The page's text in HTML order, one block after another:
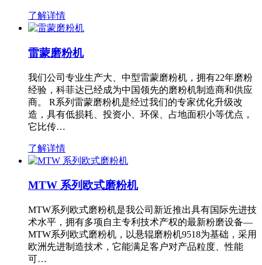
了解详情
雷蒙磨粉机
我们公司专业生产大、中型雷蒙磨粉机，拥有22年磨粉
经验，科菲达已经成为中国领先的磨粉机制造商和供应
商。 R系列雷蒙磨粉机是经过我们的专家优化升级改
造，具有低损耗、投资小、环保、占地面积小等优点，
它比传…
了解详情
MTW 系列欧式磨粉机
MTW系列欧式磨粉机是我公司新近推出具有国际先进技
术水平，拥有多项自主专利技术产权的最新粉磨设备—
MTW系列欧式磨粉机，以悬辊磨粉机9518为基础，采用
欧洲先进制造技术，它能满足客户对产品粒度、性能
可…